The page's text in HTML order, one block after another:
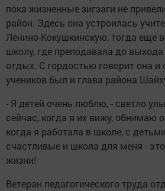
пока жизненные зигзаги не
район. Здесь она устроилась
Ленино-Кокушкинскую, тогда еще
школу, где преподавала до
отдых. С гордостью говорит она и
учеников был и глава района
- Я детей очень люблю, - светло
сейчас, когда я их вижу, обнимаю
когда я работала в школе, с
счастливые и школа для меня -
жизни!
Ветеран педагогического труда